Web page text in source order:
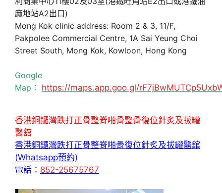
麻地站A2出口)
Mong Kok clinic address: Room 2 & 3, 11/F,
Pakpolee Commercial Centre, 1A Sai Yeung Choi
Street South, Mong Kok, Kowloon, Hong Kong
Google
Map： https://maps.app.goo.gl/
香港銅鑼灣跌打正骨整脊啪骨整骨復位針炙及拔罐
醫舘
香港銅鑼灣跌打正骨整脊啪骨復位針炙及拔罐醫舘
(Whatsapp預約)
電話： 852-25675767